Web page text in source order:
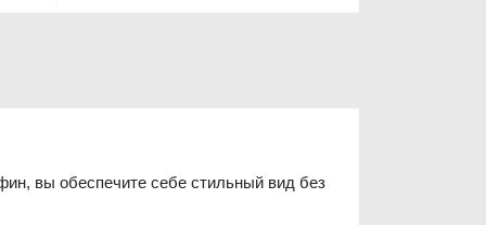
вы обеспечите себе стильный вид без